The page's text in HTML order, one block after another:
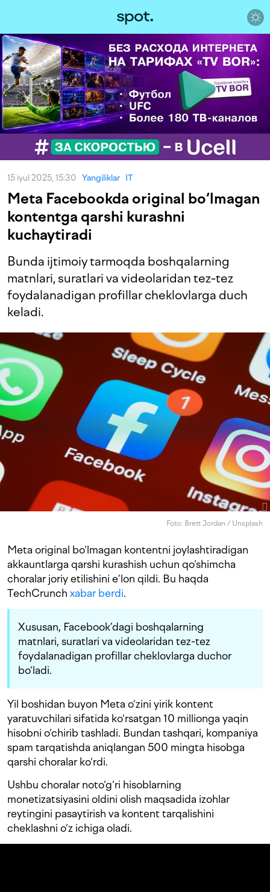
15 iyul 2025, 15:30 Yangiliklar IT
Meta Facebookda original bo‘lmagan
kontentga qarshi kurashni
kuchaytiradi
Bunda ijtimoiy tarmoqda boshqalarning
matnlari, suratlari va videolaridan tez-tez
foydalanadigan profillar cheklovlarga duch
keladi.
Foto: Brett Jordan / Unsplash
Meta original bo‘lmagan kontentni joylashtiradigan
akkauntlarga qarshi kurashish uchun qo‘shimcha
choralar joriy etilishini e’lon qildi. Bu haqda
TechCrunch xabar berdi.
Xususan, Facebook’dagi boshqalarning
matnlari, suratlari va videolaridan tez-tez
foydalanadigan profillar cheklovlarga duchor
bo‘ladi.
Yil boshidan buyon Meta o‘zini yirik kontent
yaratuvchilari sifatida ko‘rsatgan 10 millionga yaqin
hisobni o‘chirib tashladi. Bundan tashqari, kompaniya
spam tarqatishda aniqlangan 500 mingta hisobga
qarshi choralar ko‘rdi.
Ushbu choralar noto‘g‘ri hisoblarning
monetizatsiyasini oldini olish maqsadida izohlar
reytingini pasaytirish va kontent tarqalishini
cheklashni o‘z ichiga oladi.